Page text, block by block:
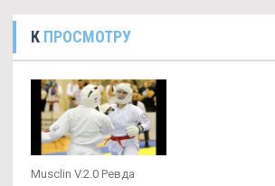
К ПРОСМОТРУ
Musclin V.2.0 Ревда